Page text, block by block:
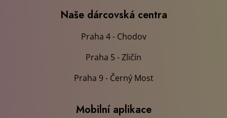
Naše dárcovská centra
Praha 4 - Chodov
Praha 5 - Zličín
Praha 9 - Černý Most
Mobilní aplikace